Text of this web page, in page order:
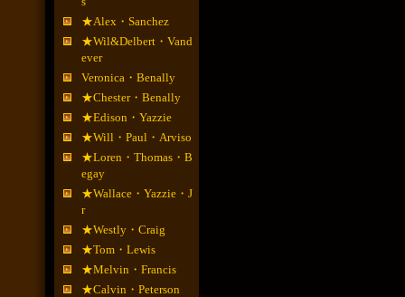
★Alex・Sanchez
★Wil&Delbert・Vand
ever
Veronica・Benally
★Chester・Benally
★Edison・Yazzie
★Will・Paul・Arviso
★Loren・Thomas・B
egay
★Wallace・Yazzie・J
r
★Westly・Craig
★Tom・Lewis
★Melvin・Francis
★Calvin・Peterson